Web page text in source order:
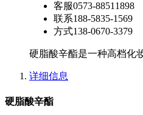
客服0573-88511898
联系188-5835-1569
方式138-0670-3379
硬脂酸辛酯是一种高档化
详细信息
硬脂酸辛酯